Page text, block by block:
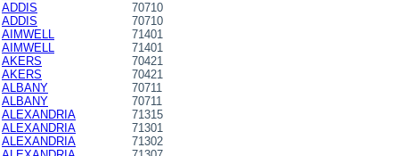
ADDIS
70710
ADDIS
70710
AIMWELL
71401
AIMWELL
71401
AKERS
70421
AKERS
70421
ALBANY
70711
ALBANY
70711
ALEXANDRIA
71315
ALEXANDRIA
71301
ALEXANDRIA
71302